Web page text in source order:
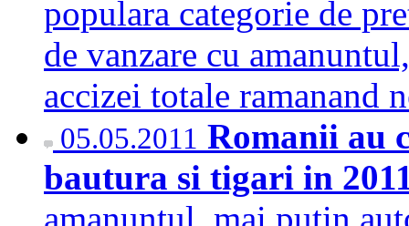
populara categorie de
de vanzare cu
accizei totale
05.05.2011 Romanii au
bautura si tigari in